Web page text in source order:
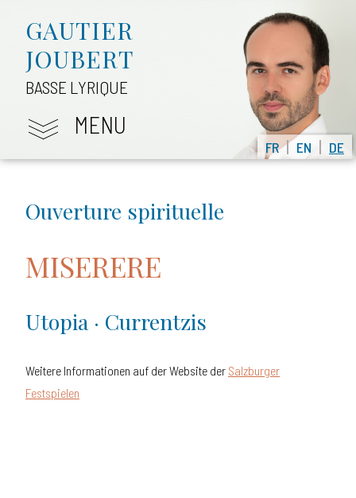
FR EN DE
GAUTIER
JOUBERT
BASSE LYRIQUE
MENU
Ouverture spirituelle
MISERERE
Utopia · Currentzis
Weitere Informationen auf der Website der Salzburger
Festspielen